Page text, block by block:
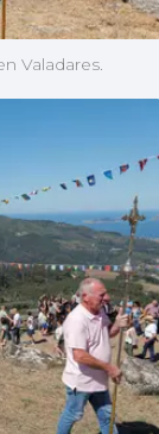
Valadares.